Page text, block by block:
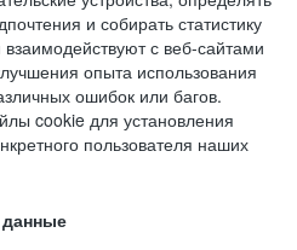
и собирать статистику
взаимодействуют с веб-сайтами
опыта использования
ошибок или багов.
cookie для установления
пользователя наших